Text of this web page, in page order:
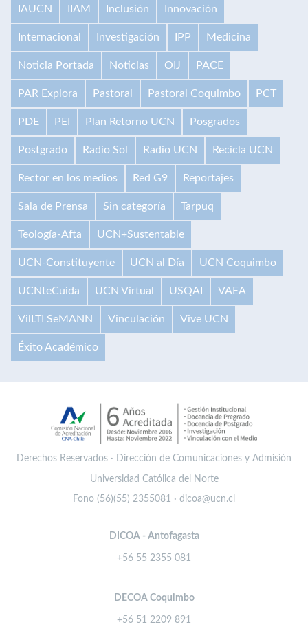
IAUCN IIAM Inclusión Innovación
Internacional Investigación IPP Medicina
Noticia Portada Noticias OIJ PACE
PAR Explora Pastoral Pastoral Coquimbo PCT
PDE PEI Plan Retorno UCN Posgrados
Postgrado Radio Sol Radio UCN Recicla UCN
Rector en los medios Red G9 Reportajes
Sala de Prensa Sin categoría Tarpuq
Teología-Afta UCN+Sustentable
UCN-Constituyente UCN al Día UCN Coquimbo
UCNteCuida UCN Virtual USQAI VAEA
VilLTI SeMANN Vinculación Vive UCN
Éxito Académico
Derechos Reservados · Dirección de Comunicaciones y Admisión
Universidad Católica del Norte
Fono (56)(55) 2355081 · dicoa@ucn.cl
DICOA - Antofagasta
+56 55 2355 081
DECOA Coquimbo
+56 51 2209 891